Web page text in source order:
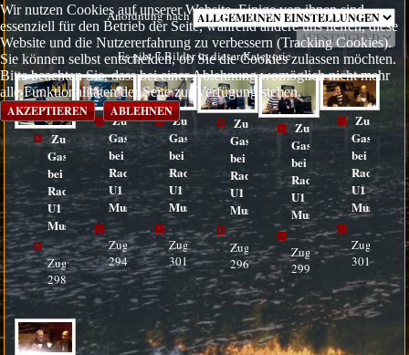
Anordnung nach
Es gibt 7 Bilder in dieser Kategorie
Zu
Gast
bei
Radio
U1
Musikstund_1
Zugriffe:
2985
Zu
Gast
bei
Radio
U1
Musikstund_2
Zugriffe:
2943
Zu
Gast
bei
Radio
U1
Musikstund_3
Zugriffe:
3010
Zu
Gast
bei
Radio
U1
Musikstund_4
Zugriffe:
2965
Zu
Gast
bei
Radio
U1
Musikstund_5
Zugriffe:
2990
Zu
Gast
bei
Radio
U1
Zugriffe:
3014
Wir nutzen Cookies auf unserer Website. Einige von ihnen sind
essenziell für den Betrieb der Seite, während andere uns helfen, diese
Website und die Nutzererfahrung zu verbessern (Tracking Cookies).
Sie können selbst entscheiden, ob Sie die Cookies zulassen möchten.
Bitte beachten Sie, dass bei einer Ablehnung womöglich nicht mehr
alle Funktionalitäten der Seite zur Verfügung stehen.
AKZEPTIEREN
ABLEHNEN